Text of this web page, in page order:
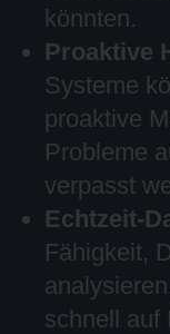
könnten.
Proaktive
Systeme
proaktive
Probleme
verpasst
Echtzeit-
Fähigkeit,
schnell auf